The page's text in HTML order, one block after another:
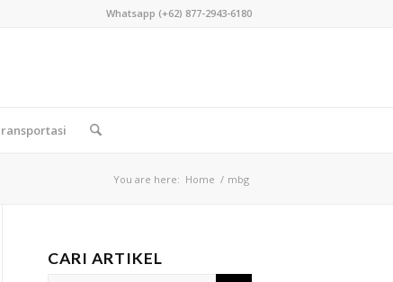
Whatsapp (+62) 877-2943-6180
You are here: Home / mbg
CARI ARTIKEL